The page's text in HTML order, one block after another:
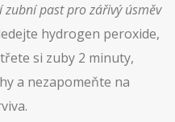
zubní past pro zářivý úsměv
hydrogen peroxide,
si zuby 2 minuty,
a nezapomeňte na